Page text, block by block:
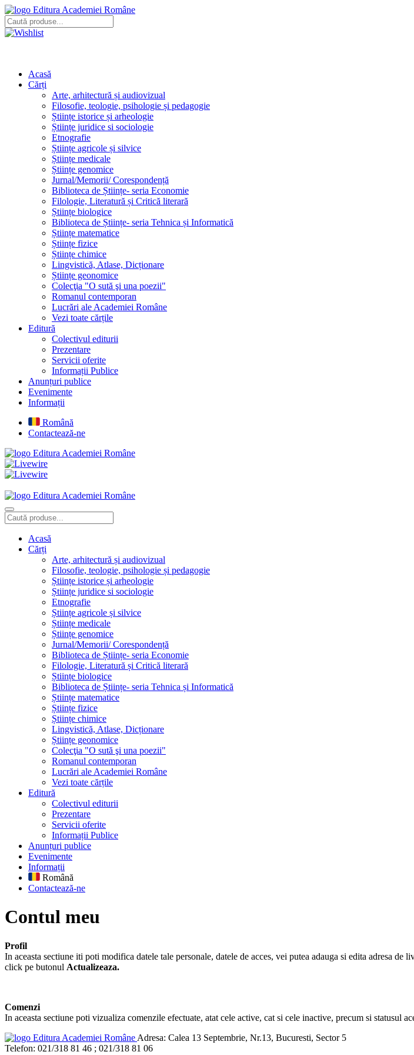
Editura Academiei Române
Acasă
Cărți
Arte, arhitectură și audiovizual
Filosofie, teologie, psihologie și pedagogie
Științe istorice și arheologie
Științe juridice si sociologie
Etnografie
Științe agricole și silvice
Științe medicale
Științe genomice
Jurnal/Memorii/ Corespondență
Biblioteca de Științe- seria Economie
Filologie, Literatură și Critică literară
Științe biologice
Biblioteca de Științe- seria Tehnica și Informatică
Științe matematice
Științe fizice
Științe chimice
Lingvistică, Atlase, Dicționare
Științe geonomice
Colecţia "O sută şi una poezii"
Romanul contemporan
Lucrări ale Academiei Române
Vezi toate cărțile
Editură
Colectivul editurii
Prezentare
Servicii oferite
Informații Publice
Anunțuri publice
Evenimente
Informații
Română
Contactează-ne
Editura Academiei Române
Editura Academiei Române
Acasă
Cărți
Arte, arhitectură și audiovizual
Filosofie, teologie, psihologie și pedagogie
Științe istorice și arheologie
Științe juridice si sociologie
Etnografie
Științe agricole și silvice
Științe medicale
Științe genomice
Jurnal/Memorii/ Corespondență
Biblioteca de Științe- seria Economie
Filologie, Literatură și Critică literară
Științe biologice
Biblioteca de Științe- seria Tehnica și Informatică
Științe matematice
Științe fizice
Științe chimice
Lingvistică, Atlase, Dicționare
Științe geonomice
Colecţia "O sută şi una poezii"
Romanul contemporan
Lucrări ale Academiei Române
Vezi toate cărțile
Editură
Colectivul editurii
Prezentare
Servicii oferite
Informații Publice
Anunțuri publice
Evenimente
Informații
Română
Contactează-ne
Contul meu
Profil
In aceasta sectiune iti poti modifica datele tale personale, datele de acces, vei putea adauga si edita adresa
click pe butonul Actualizeaza.
Comenzi
In aceasta sectiune poti vizualiza comenzile efectuate, atat cele active, cat si cele inactive, precum si statusul
Editura Academiei Române Adresa: Calea 13 Septembrie, Nr.13, Bucuresti, Sector 5
Telefon: 021/318 81 46 ; 021/318 81 06